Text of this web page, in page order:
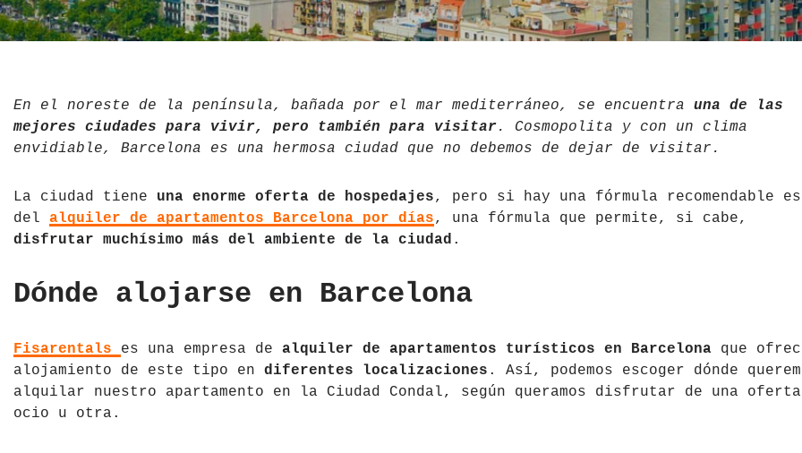
El Salvador
Hawái
México
Paraguay
República Dominicana
Venezuela
Jordania
La India
Madagascar
Maldivas
Nepal
Qatar
Tailandia
Croacia
Escocia
Eslovenia
Finlandia
Grecia
Hungría
Inglaterra
En el noreste de la península, bañada por el mar mediterráneo, se encuentra una de las
mejores ciudades para vivir, pero también para visitar. Cosmopolita y con un clima
envidiable, Barcelona es una hermosa ciudad que no debemos de dejar de visitar.
La ciudad tiene una enorme oferta de hospedajes, pero si hay una fórmula recomendable
del alquiler de apartamentos Barcelona por días, una fórmula que permite, si cabe,
disfrutar muchísimo más del ambiente de la ciudad .
Dónde alojarse en Barcelona
Fisarentals es una empresa de alquiler de apartamentos turísticos en Barcelona que
alojamiento de este tipo en diferentes localizaciones . Así, podemos escoger dónde
alquilar nuestro apartamento en la Ciudad Condal, según queramos disfrutar de una
ocio u otra.